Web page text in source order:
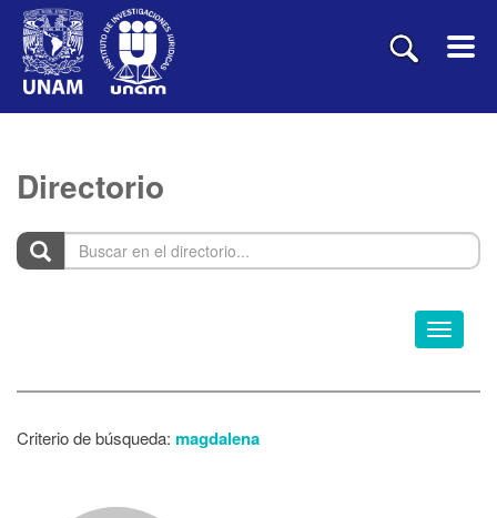
Directorio
Buscar
en
Toggle
Criterio de búsqueda: magdalena